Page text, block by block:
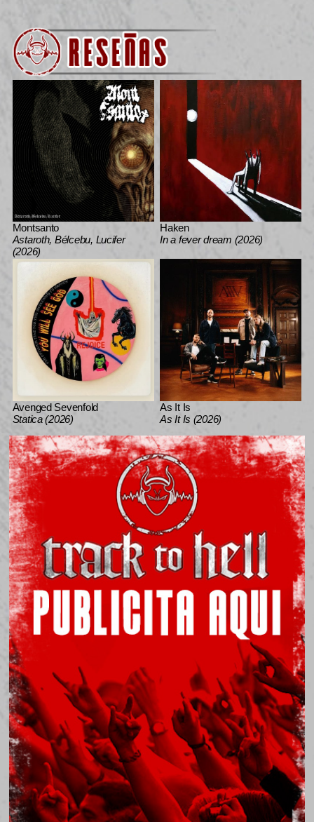
Montsanto
Astaroth, Bélcebu, Lucifer
(2026)
Haken
In a fever dream (2026)
Avenged Sevenfold
Statica (2026)
As It Is
As It Is (2026)